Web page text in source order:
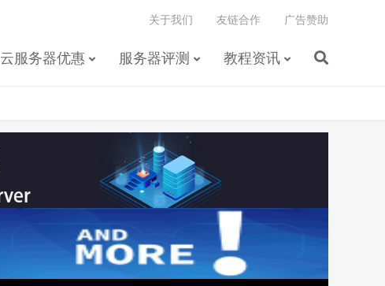
云服务器优惠 服务器评测 教程资讯
关于我们 友链合作 广告赞助